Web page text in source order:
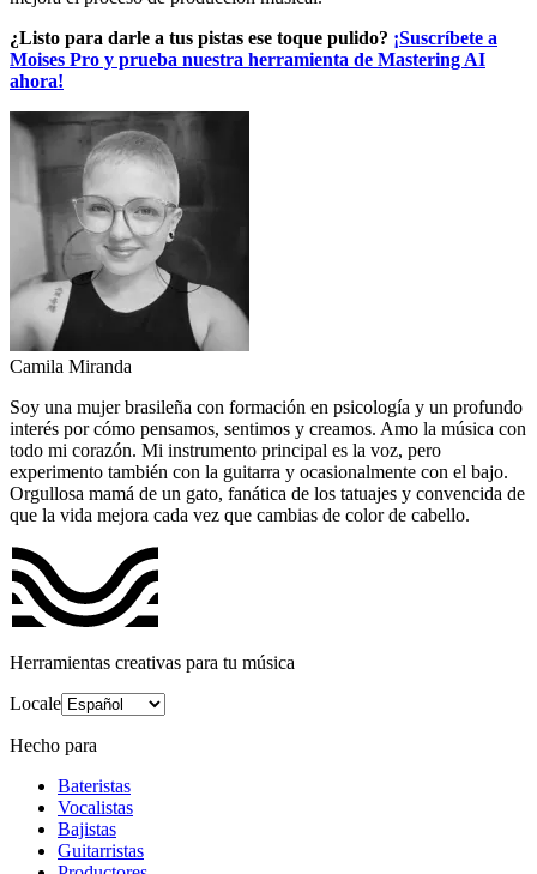
¿Listo para darle a tus pistas ese toque pulido? ¡Suscríbete a
Moises Pro y prueba nuestra herramienta de Mastering AI
ahora!
Camila Miranda
Soy una mujer brasileña con formación en psicología y un profundo
interés por cómo pensamos, sentimos y creamos. Amo la música con
todo mi corazón. Mi instrumento principal es la voz, pero
experimento también con la guitarra y ocasionalmente con el bajo.
Orgullosa mamá de un gato, fanática de los tatuajes y convencida de
que la vida mejora cada vez que cambias de color de cabello.
Herramientas creativas para tu música
Locale
Hecho para
Bateristas
Vocalistas
Bajistas
Guitarristas